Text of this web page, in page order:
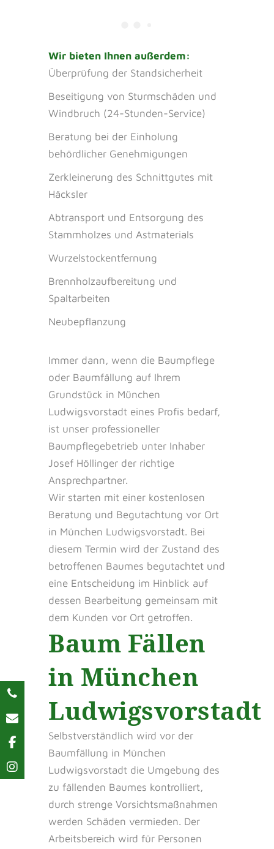
Wir bieten Ihnen außerdem:
Überprüfung der Standsicherheit
Beseitigung von Sturmschäden und
Windbruch (24-Stunden-Service)
Beratung bei der Einholung
behördlicher Genehmigungen
Zerkleinerung des Schnittgutes mit
Häcksler
Abtransport und Entsorgung des
Stammholzes und Astmaterials
Wurzelstockentfernung
Brennholzaufbereitung und
Spaltarbeiten
Neubepflanzung
Immer dann, wenn die Baumpflege
oder Baumfällung auf Ihrem
Grundstück in München
Ludwigsvorstadt eines Profis bedarf,
ist unser professioneller
Baumpflegebetrieb unter Inhaber
Josef Höllinger der richtige
Ansprechpartner.
Wir starten mit einer kostenlosen
Beratung und Begutachtung vor Ort
in München Ludwigsvorstadt. Bei
diesem Termin wird der Zustand des
betroffenen Baumes begutachtet und
eine Entscheidung im Hinblick auf
dessen Bearbeitung gemeinsam mit
dem Kunden vor Ort getroffen.
Baum Fällen
in München
Ludwigsvorstadt
Selbstverständlich wird vor der
Baumfällung in München
Ludwigsvorstadt die Umgebung des
zu fällenden Baumes kontrolliert,
durch strenge Vorsichtsmaßnahmen
werden Schäden vermieden. Der
Arbeitsbereich wird für Personen